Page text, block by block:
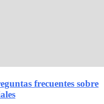
frecuentes sobre